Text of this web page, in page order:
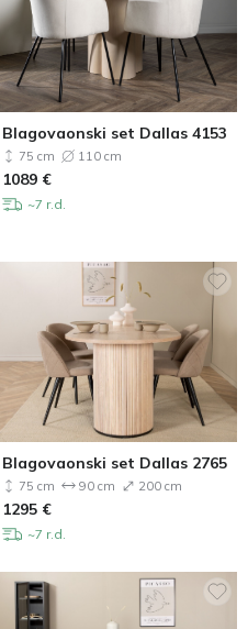
Blagovaonski set Dallas 4153
75 cm 110 cm
1089 €
~7 r.d.
Blagovaonski set Dallas 2765
75 cm 90 cm 200 cm
1295 €
~7 r.d.